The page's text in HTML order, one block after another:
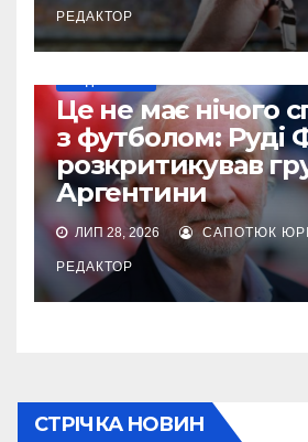
РЕДАКТОР
Це не має нічого
з футболом: Руді
розкритикував
Аргентини
ЛИП 28, 2026 САПОТЮК
РЕДАКТОР
СТРІЧКА НОВИН